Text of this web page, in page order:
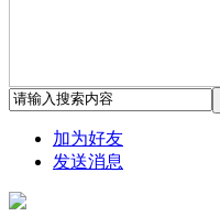
加为好友
发送消息